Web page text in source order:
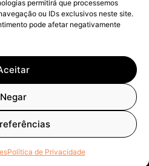
permitirá que processemos
ou IDs exclusivos neste site.
pode afetar negativamente
Negar
Política de Privacidade
aos Projetos
171 Lisboa
a UPPartner
All rights reserved.